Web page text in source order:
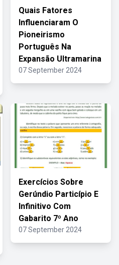
Quais Fatores
Influenciaram O
Pioneirismo
Português Na
Expansão Ultramarina
07 September 2024
Exercícios Sobre
Gerúndio Particípio E
Infinitivo Com
Gabarito 7º Ano
07 September 2024